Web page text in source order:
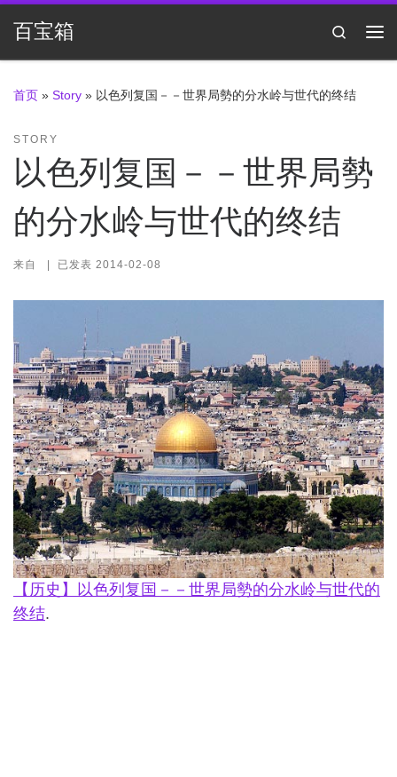
Skip to content
百宝箱
Search
首页 » Story » ​以色列复国－－世界局勢的分水岭与世代的终结
STORY
​以色列复国－－世界局勢
的分水岭与世代的终结
来自 | 已发表 2014-02-08
【历史】以色列复国－－世界局勢的分水岭与世代的
终结.